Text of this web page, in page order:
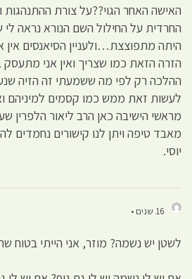
האישה האחר הגוי??על צורת
החרדית על החילול השם הנורא נראה
היתה מתפוצצת…ולעניין הסיאנסים אין
הזרה הזאת כמו שצריך ואין אני מתעסק
ההלכה רק לפי מה ששמעתי זה הזיה
לעשות זאת ממש כמו קסמים למיניהם
מראשי הישיבה כאן הרב ליאור הלפרין
מאבד טיפה ויתן לנו קישורים נחמדים
יוסי.
16 שנים •
לשטן יש נשמה? מוזר, אני הייתי בטוח